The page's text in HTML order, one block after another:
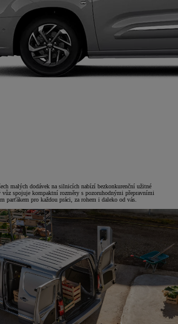
malých dodávek na silnicích nabízí bezkonkurenční užitné
spojuje kompaktní rozměry s pozoruhodnými přepravními
parťákem pro každou práci, za rohem i daleko od vás.